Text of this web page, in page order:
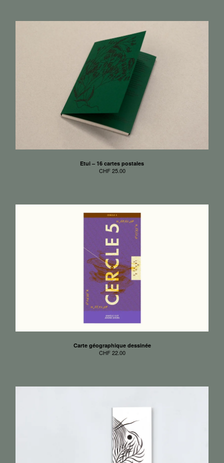
Etui – 16 cartes postales
CHF25.00
Carte géographique dessinée
CHF22.00